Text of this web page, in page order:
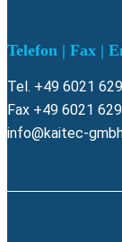
Telefon | Fax |
Tel. +49 6021
Fax +49 6021
info@kaitec-